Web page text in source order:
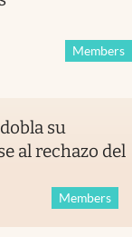
Members
su
al rechazo del
Members